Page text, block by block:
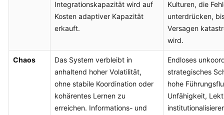
Integrationskapazität wird auf
Kosten adaptiver Kapazität
erkauft.
Kulturen, die
unterdrücken,
Versagen
wird.
Chaos
Das System verbleibt in
anhaltend hoher Volatilität,
ohne stabile Koordination oder
kohärentes Lernen zu
erreichen. Informations- und
Endloses
strategisches
hohe
Unfähigkeit,